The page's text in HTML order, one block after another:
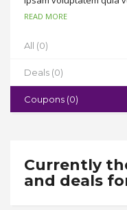
fugit, sed quia
dolorem ipsum quia
et dolore magnam
READ MORE
All (0)
Deals (0)
Coupons (0)
Currently
and deals